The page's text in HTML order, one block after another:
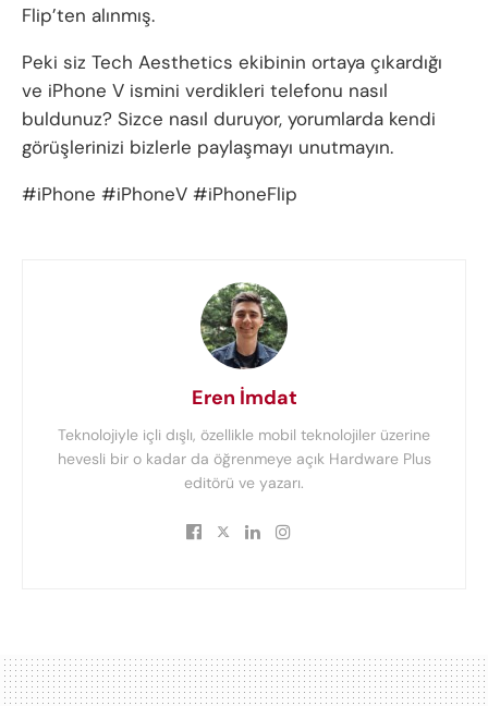
Flip’ten alınmış.
Peki siz Tech Aesthetics ekibinin ortaya çıkardığı
ve iPhone V ismini verdikleri telefonu nasıl
buldunuz? Sizce nasıl duruyor, yorumlarda kendi
görüşlerinizi bizlerle paylaşmayı unutmayın.
#iPhone #iPhoneV #iPhoneFlip
Eren İmdat
Teknolojiyle içli dışlı, özellikle mobil teknolojiler üzerine
hevesli bir o kadar da öğrenmeye açık Hardware Plus
editörü ve yazarı.